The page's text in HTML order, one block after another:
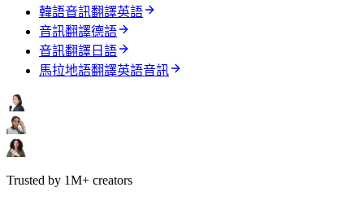
韓語音訊翻譯英語
音訊翻譯德語
音訊翻譯日語
馬拉地語翻譯英語音訊
Trusted by 1M+ creators